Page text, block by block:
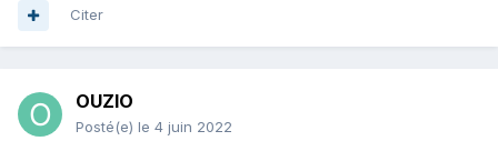
Citer
OUZIO
Posté(e) le 4 juin 2022